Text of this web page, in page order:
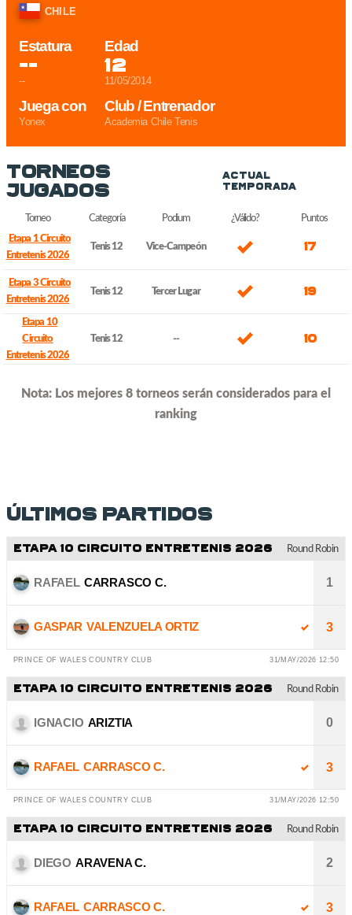
CHILE
Estatura
--
--
Juega con
Yonex
Edad
12
11/05/2014
Club / Entrenador
Academia Chile Tenis
Torneos
Jugados
Actual
Temporada
Torneo Categoría Podium ¿Válido?
Puntos
Etapa 1 Circuito
Entretenis 2026
Tenis 12 Vice-Campeón 17
Etapa 3 Circuito
Entretenis 2026
Tenis 12 Tercer Lugar 19
Etapa 10
Circuito
Entretenis 2026
Tenis 12 -- 10
Nota: Los mejores 8 torneos serán considerados para el
ranking
Últimos partidos
ETAPA 10 CIRCUITO ENTRETENIS 2026 Round Robin
RAFAEL CARRASCO C. 1
GASPAR VALENZUELA ORTIZ 3
PRINCE OF WALES COUNTRY CLUB 31/MAY/2026 12:50
ETAPA 10 CIRCUITO ENTRETENIS 2026 Round Robin
IGNACIO ARIZTIA 0
RAFAEL CARRASCO C. 3
PRINCE OF WALES COUNTRY CLUB 31/MAY/2026 12:50
ETAPA 10 CIRCUITO ENTRETENIS 2026 Round Robin
DIEGO ARAVENA C. 2
RAFAEL CARRASCO C. 3